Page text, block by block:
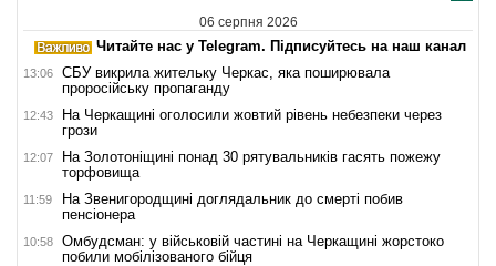
06 серпня 2026
Читайте нас у Telegram. Підписуйтесь на наш канал
13:06
СБУ викрила жительку Черкас, яка поширювала
проросійську пропаганду
12:43
На Черкащині оголосили жовтий рівень небезпеки через
грози
12:07
На Золотоніщині понад 30 рятувальників гасять пожежу
торфовища
11:59
На Звенигородщині доглядальник до смерті побив
пенсіонера
10:58
Омбудсман: у військовій частині на Черкащині жорстоко
побили мобілізованого бійця